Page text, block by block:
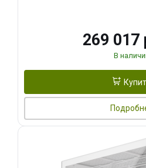
269 017
В